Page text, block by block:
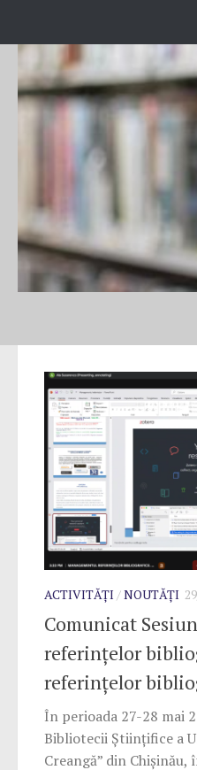
ACTIVITĂȚI /NOUTĂȚI
Comunicat
referințelor
referinţelor
În perioada 27-28 mai
Bibliotecii Științifice a
Creangă” din